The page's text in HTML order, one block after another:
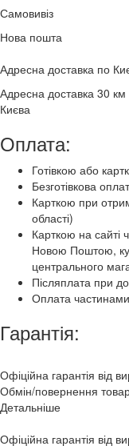
Самовивіз
Нова пошта
Адресна доставка по
Адресна доставка 30 км
Києва
Оплата:
Готівкою або
Безготівкова
Карткою при
області)
Карткою на сайті
Новою Поштою,
центрального
Післяплата при
Оплата
Гарантія:
Офіційна гарантія від
Обмін/повернення
Детальніше
Офіційна гарантія від